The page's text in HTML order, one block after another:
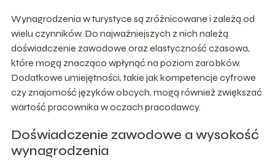
Wynagrodzenia w turystyce są zróżnicowane i zależą od
wielu czynników. Do najważniejszych z nich należą
doświadczenie zawodowe oraz elastyczność czasowa,
które mogą znacząco wpłynąć na poziom zarobków.
Dodatkowe umiejętności, takie jak kompetencje cyfrowe
czy znajomość języków obcych, mogą również zwiększać
wartość pracownika w oczach pracodawcy.
Doświadczenie zawodowe a wysokość
wynagrodzenia